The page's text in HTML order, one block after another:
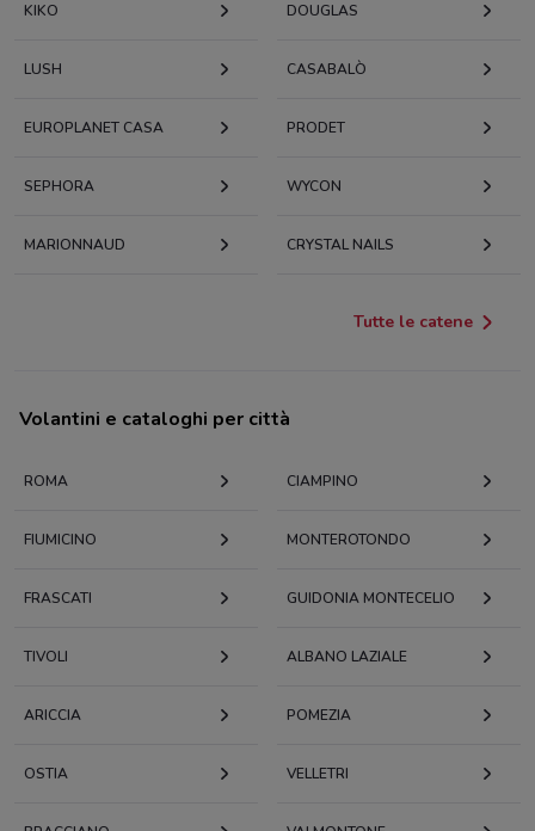
KIKO DOUGLAS
LUSH CASABALÒ
EUROPLANET CASA PRODET
SEPHORA WYCON
MARIONNAUD CRYSTAL NAILS
Tutte le catene
Volantini e cataloghi per città
ROMA CIAMPINO
FIUMICINO MONTEROTONDO
FRASCATI GUIDONIA MONTECELIO
TIVOLI ALBANO LAZIALE
ARICCIA POMEZIA
OSTIA VELLETRI